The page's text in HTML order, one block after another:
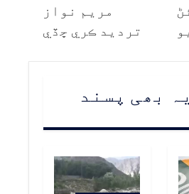
مريم نواز
ترديد ڪري ڇڏي
بھی پسند